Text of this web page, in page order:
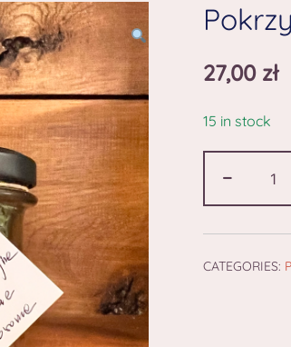
27,00 zł
15 in stock
-
CATEGORIES: